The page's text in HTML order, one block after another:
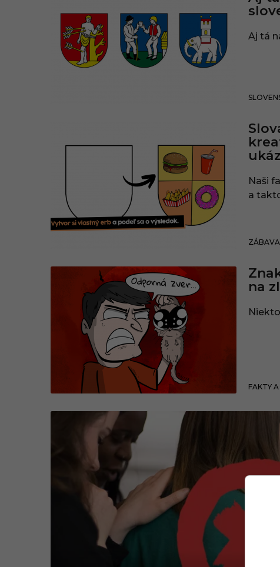
Aj tá
Naši
a
ZÁBAVA
na
FAKTY